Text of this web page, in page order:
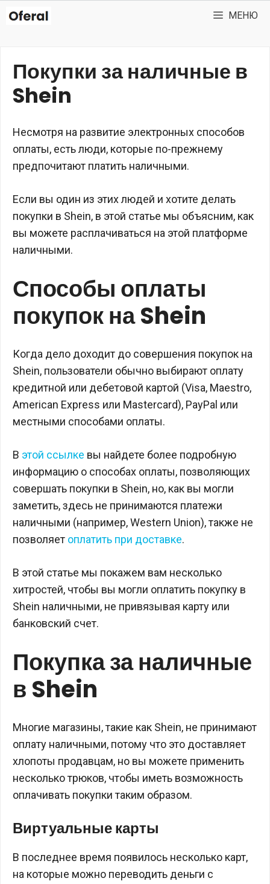
Перейти
МЕНЮ
Покупки за наличные в
Shein
Несмотря на развитие электронных способов
оплаты, есть люди, которые по-прежнему
предпочитают платить наличными.
Если вы один из этих людей и хотите делать
покупки в Shein, в этой статье мы объясним, как
вы можете расплачиваться на этой платформе
наличными.
Способы оплаты
покупок на Shein
Когда дело доходит до совершения покупок на
Shein, пользователи обычно выбирают оплату
кредитной или дебетовой картой (Visa, Maestro,
American Express или Mastercard), PayPal или
местными способами оплаты.
В этой ссылке вы найдете более подробную
информацию о способах оплаты, позволяющих
совершать покупки в Shein, но, как вы могли
заметить, здесь не принимаются платежи
наличными (например, Western Union), также не
позволяет оплатить при доставке.
В этой статье мы покажем вам несколько
хитростей, чтобы вы могли оплатить покупку в
Shein наличными, не привязывая карту или
банковский счет.
Покупка за наличные
в Shein
Многие магазины, такие как Shein, не принимают
оплату наличными, потому что это доставляет
хлопоты продавцам, но вы можете применить
несколько трюков, чтобы иметь возможность
оплачивать покупки таким образом.
Виртуальные карты
В последнее время появилось несколько карт,
на которые можно переводить деньги с